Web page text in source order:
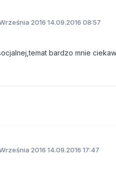
2016 14.09.2016 08:57
bardzo mnie
2016 14.09.2016 17:47